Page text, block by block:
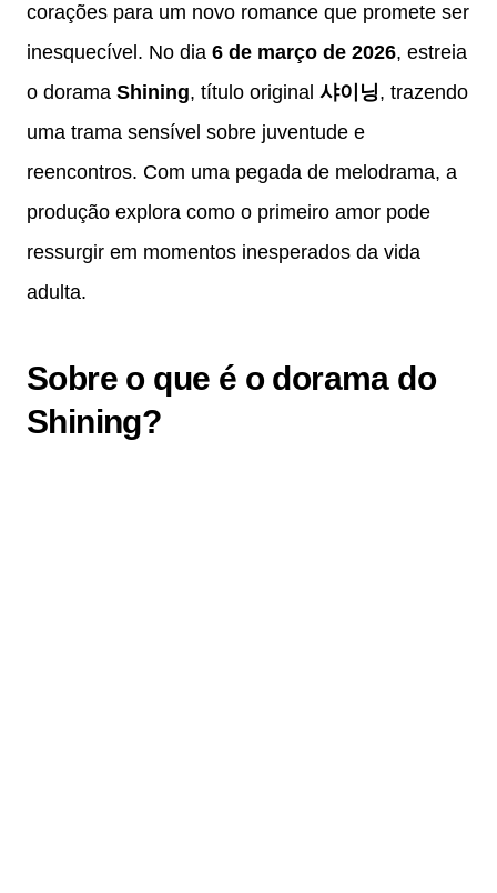
corações para um novo romance que promete ser
inesquecível. No dia 6 de março de 2026, estreia
o dorama Shining, título original 샤이닝, trazendo
uma trama sensível sobre juventude e
reencontros. Com uma pegada de melodrama, a
produção explora como o primeiro amor pode
ressurgir em momentos inesperados da vida
adulta.
Sobre o que é o dorama do
Shining?